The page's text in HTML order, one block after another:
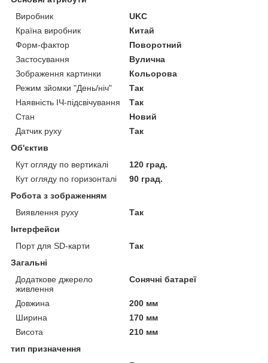
Виробник
UKC
Країна виробник
Китай
Форм-фактор
Поворотний
Застосування
Вулична
Зображення картинки
Кольорова
Режим зйомки "День/ніч"
Так
Наявність ІЧ-підсвічування
Так
Стан
Новий
Датчик руху
Так
Об'єктив
Кут огляду по вертикалі
120 град.
Кут огляду по горизонталі
90 град.
Робота з зображенням
Виявлення руху
Так
Інтерфейси
Порт для SD-карти
Так
Загальні
Додаткове джерело
живлення
Сонячні батареї
Довжина
200 мм
Ширина
170 мм
Висота
210 мм
тип призначення